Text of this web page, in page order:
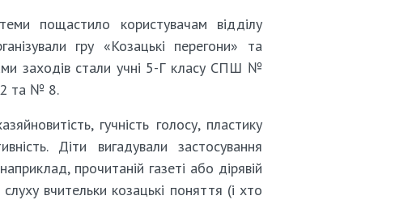
пощастило користувачам відділу
гру «Козацькі перегони» та
заходів стали учні 5-Г класу СПШ №
та № 8.
гучність голосу, пластику
Діти вигадували застосування
прочитаній газеті або дірявій
вчительки козацькі поняття (і хто